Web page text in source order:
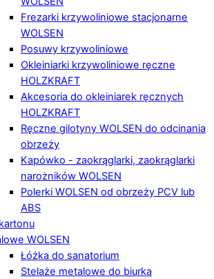
Frezarki krzywoliniowe stacjonarne
WOLSEN
Posuwy krzywoliniowe
Okleiniarki krzywoliniowe ręczne
HOLZKRAFT
Akcesoria do okleiniarek ręcznych
HOLZKRAFT
Ręczne gilotyny WOLSEN do odcinania
obrzeży
Kapówko - zaokrąglarki, zaokrąglarki
narożników WOLSEN
Polerki WOLSEN od obrzeży PCV lub
ABS
WOLSEN
Łóżka do sanatorium
Stelaże metalowe do biurka